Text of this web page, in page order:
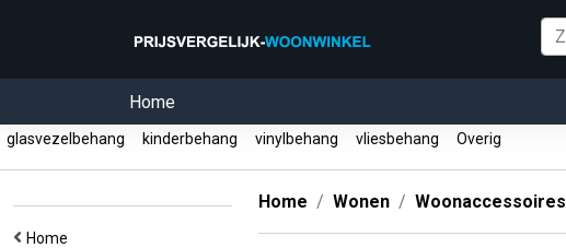
Home
glasvezelbehang kinderbehang vinylbehang vliesbehang Overig
Home
Home Wonen Woonaccessoires